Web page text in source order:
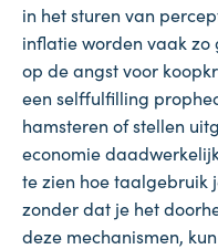
in het sturen van
inflatie worden vaak
op de angst voor
een selffulfilling
hamsteren of stellen
economie
te zien hoe taalgebruik
zonder dat je het
deze mechanismen,